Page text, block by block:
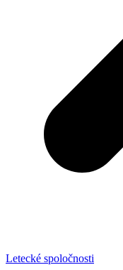
Letecké spoločnosti